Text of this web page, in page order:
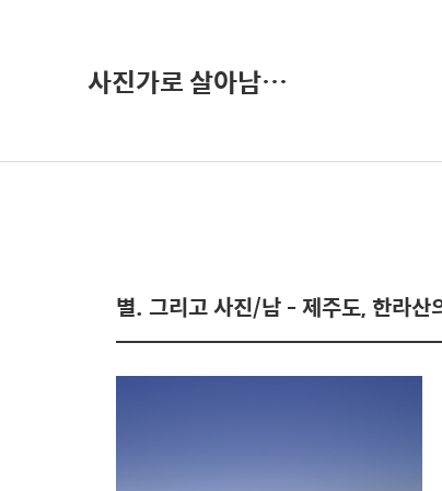
사진가로 살아남기-권오철의 별과 사진
별. 그리고 사진/남 - 제주도, 한라산